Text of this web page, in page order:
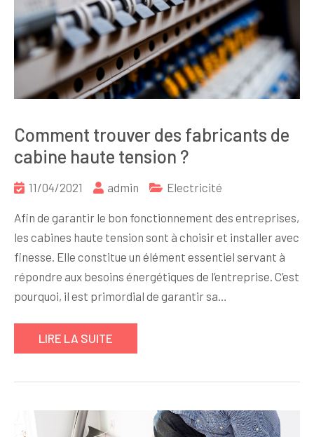
Comment trouver des fabricants de
cabine haute tension ?
11/04/2021 admin Electricité
Afin de garantir le bon fonctionnement des entreprises,
les cabines haute tension sont à choisir et installer avec
finesse. Elle constitue un élément essentiel servant à
répondre aux besoins énergétiques de l’entreprise. C’est
pourquoi, il est primordial de garantir sa…
LIRE LA SUITE